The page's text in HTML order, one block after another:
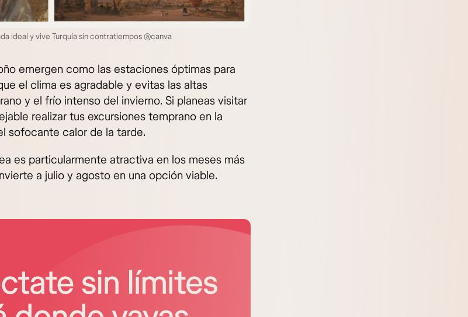
ideal y vive Turquía sin contratiempos @canva
emergen como las estaciones óptimas para
el clima es agradable y evitas las altas
y el frío intenso del invierno. Si planeas visitar
realizar tus excursiones temprano en la
sofocante calor de la tarde.
es particularmente atractiva en los meses más
a julio y agosto en una opción viable.